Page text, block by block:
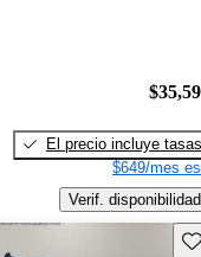
El precio incluye tasas
$649/mes
Verif. disponibilidad